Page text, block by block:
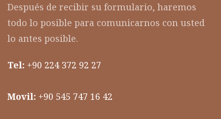
Después de recibir su formulario, haremos
todo lo posible para comunicarnos con usted
lo antes posible.
Tel: +90 224 372 92 27
Movil: +90 545 747 16 42